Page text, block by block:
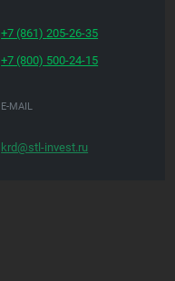
+7 (861)205-26-35
+7 (800) 500-24-15
E-MAIL
krd@stl-invest.ru